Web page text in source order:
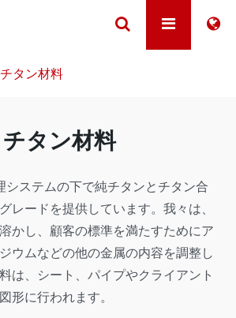
チタン材料
チタン材料
システムの下で純チタンとチタン合
レードを提供しています。我々は、
かし、顧客の標準を満たすためにア
ウムなどの他の金属の内容を調整し
は、シート、パイプやクライアント
形に行われます。